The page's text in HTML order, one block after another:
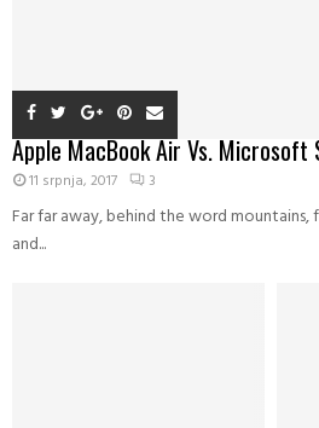
Apple MacBook Air Vs. Microsoft
11 srpnja, 2017 3
Far far away, behind the word
and...